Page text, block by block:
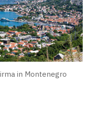
in Montenegro